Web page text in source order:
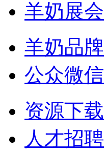
羊奶展会
羊奶品牌
公众微信
资源下载
人才招聘